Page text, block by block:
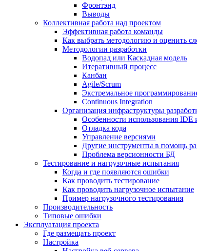
Фронтэнд
Выводы
Коллективная работа над проектом
Эффективная работа команды
Как выбрать методологию и оценить
Методологии разработки
Водопад или Каскадная модель
Итеративный процесс
Канбан
Agile/Scrum
Экстремальное
Continuous Integration
Организация инфраструктуры
Особенности использования
Отладка кода
Управление версиями
Другие инструменты в помощь
Проблема версионности БД
Тестирование и нагрузочные испытания
Когда и где появляются ошибки
Как проводить тестирование
Как проводить нагрузочное испытание
Пример нагрузочного тестирования
Производительность
Типовые ошибки
Эксплуатация проекта
Где размещать проект
Настройка